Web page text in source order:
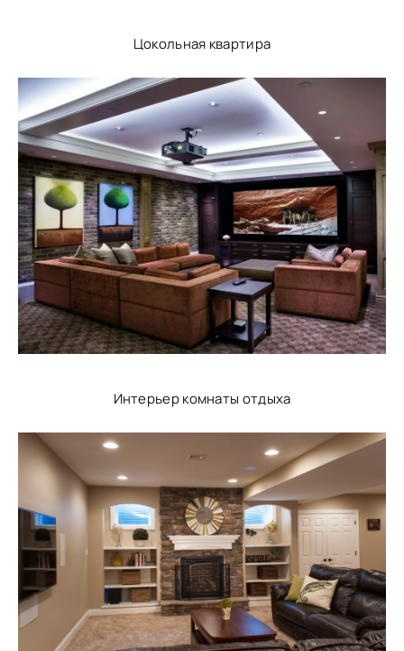
Цокольная квартира
Интерьер комнаты отдыха